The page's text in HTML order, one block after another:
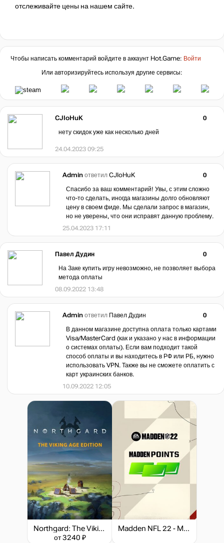
отслеживайте цены на нашем сайте.
Чтобы написать комментарий войдите в аккаунт Hot.Game: Войти
Или авторизируйтесь используя другие сервисы:
CJIoHuK
0
нету скидок уже как несколько дней
24.04.2023 09:25
Admin ответил CJIoHuK
0
Спасибо за ваш комментарий! Увы, с этим сложно
что-то сделать, иногда магазины долго обновляют
цену в своем фиде. Мы сделали запрос в магазин,
но не уверены, что они исправят данную проблему.
25.04.2023 17:11
Павел Дудин
0
На Заке купить игру невозможно, не позволяет выбора
метода оплаты
08.09.2022 13:48
Admin ответил Павел Дудин
0
В данном магазине доступна оплата только картами
Visa/MasterCard (как и указано у нас в информации
о системах оплаты). Если вам подходит такой
способ оплаты и вы находитесь в РФ или РБ, нужно
использовать VPN. Также вы не сможете оплатить с
карт украинских банков.
10.09.2022 12:05
Northgard: The Viking Age Edition
от 3240 ₽
Madden NFL 22 - Madden Points